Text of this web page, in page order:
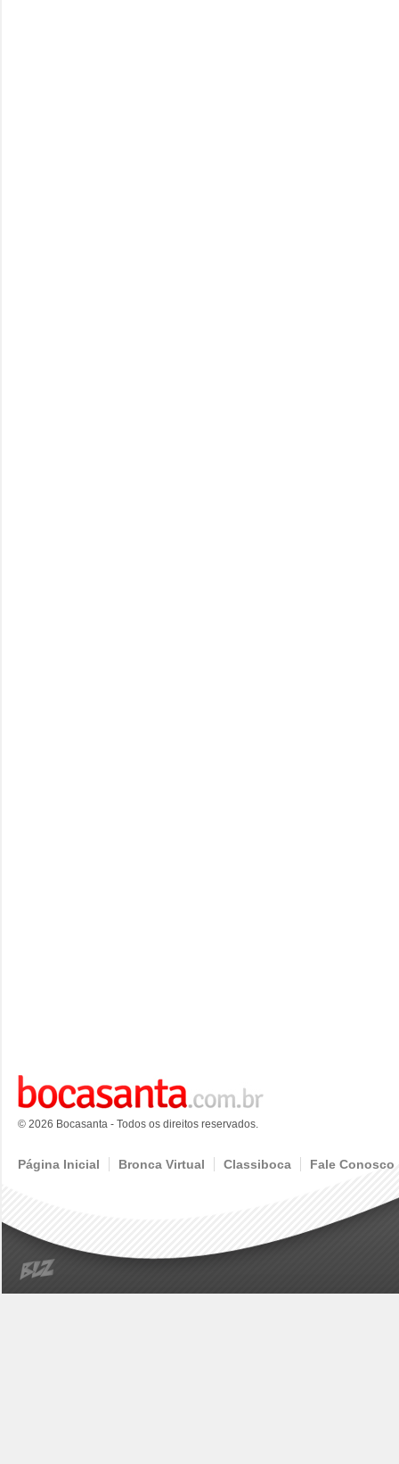
© 2026 Bocasanta - Todos os direitos reservados.
Página Inicial Bronca Virtual Classiboca Fale Conosco